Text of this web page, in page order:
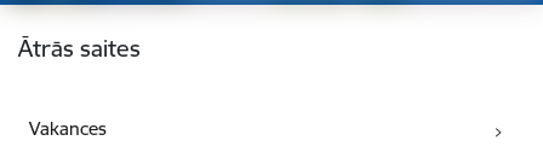
Kājene
Ātrās saites
Vakances